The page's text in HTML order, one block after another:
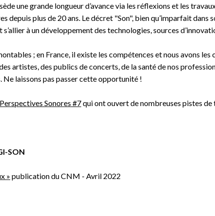
une grande longueur d’avance via les réflexions et les
depuis plus de 20 ans. Le décret "Son", bien qu’imparfait dans
à un développement des technologies, sources
; en France, il existe les compétences et nous avons
artistes, des publics de concerts, de la santé de nos
Ne laissons pas passer cette opportunité !
Sonores #7qui ont ouvert de nombreuses pistes
SON
» publication du CNM - Avril 2022